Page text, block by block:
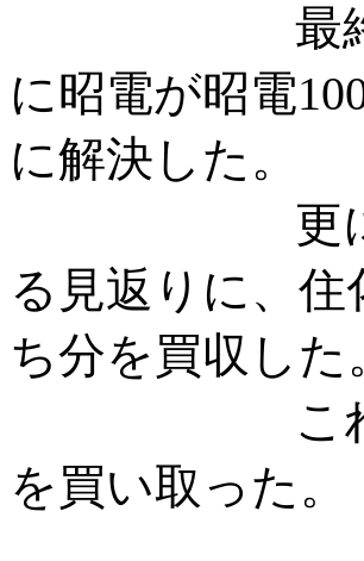
最終的に、
に昭電が昭電
に解決した。
更に、昭電
る見返りに、住
ち分を買収した
これを利用
を買い取った